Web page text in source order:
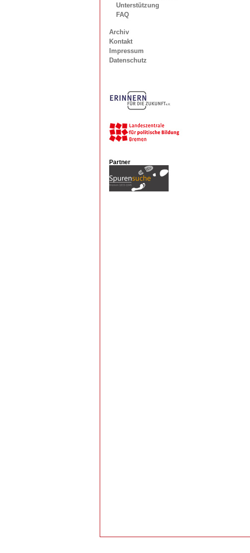
Unterstützung
FAQ
Archiv
Kontakt
Impressum
Datenschutz
Partner